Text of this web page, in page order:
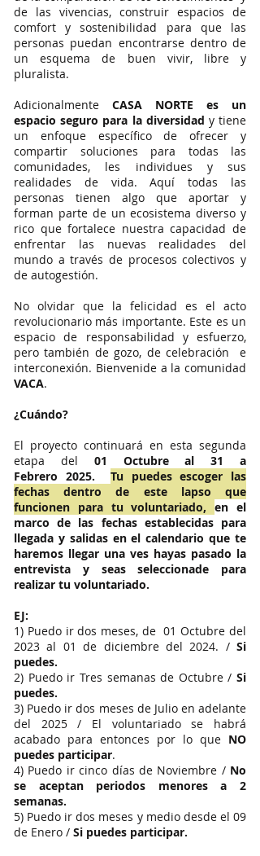
de las vivencias, construir espacios de
comfort y sostenibilidad para que las
personas puedan encontrarse dentro de
un esquema de buen vivir, libre y
pluralista.
Adicionalmente CASA NORTE es un
espacio seguro para la diversidad y tiene
un enfoque específico de ofrecer y
compartir soluciones para todas las
comunidades, les individues y sus
realidades de vida. Aquí todas las
personas tienen algo que aportar y
forman parte de un ecosistema diverso y
rico que fortalece nuestra capacidad de
enfrentar las nuevas realidades del
mundo a través de procesos colectivos y
de autogestión.
No olvidar que la felicidad es el acto
revolucionario más importante. Este es un
espacio de responsabilidad y esfuerzo,
pero también de gozo, de celebración e
interconexión. Bienvenide a la comunidad
VACA.
¿Cuándo?
El proyecto continuará en esta segunda
etapa del 01 Octubre al 31 a
Febrero 2025.
Tu puedes escoger las
fechas dentro de este lapso que
funcionen para tu voluntariado,en el
marco de las fechas establecidas para
llegada y salidas en el calendario que te
haremos llegar una ves hayas pasado la
entrevista y seas seleccionade para
realizar tu voluntariado.
EJ:
1) Puedo ir dos meses, de 01 Octubre del
2023 al 01 de diciembre del 2024. /Si
puedes.
2) Puedo ir Tres semanas de Octubre / Si
puedes.
3) Puedo ir dos meses de Julio en adelante
del 2025 / El voluntariado se habrá
acabado para entonces por lo que NO
puedes participar.
4) Puedo ir cinco días de Noviembre / No
se aceptan periodos menores a 2
semanas.
5) Puedo ir dos meses y medio desde el 09
de Enero / Si puedes participar.